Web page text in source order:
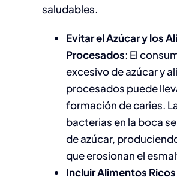
saludables.
Evitar el Azúcar y los
Procesados: El
excesivo de azúcar y
procesados puede
formación de caries.
bacterias en la boca
de azúcar,
que erosionan el
Incluir Alimentos